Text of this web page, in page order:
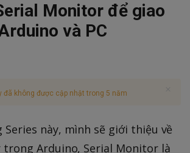
Monitor để giao
và PC
đã không được cập nhật trong 5 năm
này, mình sẽ giới thiệu về
trong Arduino, Serial Monitor là